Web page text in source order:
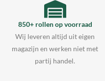
850+ rollen op voorraad
Wij leveren altijd uit eigen
magazijn en werken niet met
partij handel.